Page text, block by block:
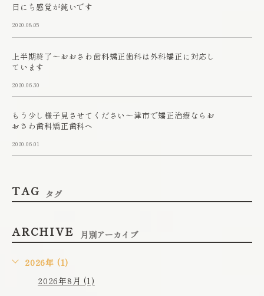
日にち感覚が鈍いです
2020.08.05
上半期終了～おおさわ歯科矯正歯科は外科矯正に対応し
ています
2020.06.30
もう少し様子見させてください～津市で矯正治療ならお
おさわ歯科矯正歯科へ
2020.06.01
TAG タグ
ARCHIVE 月別アーカイブ
2026年 (1)
2026年8月 (1)